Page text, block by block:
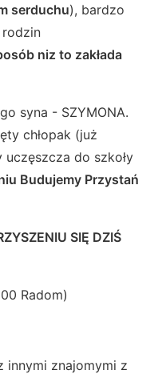
serduchu), bardzo
niz to zakłada
syna - SZYMONA.
chłopak (już
do szkoły
Budujemy Przystań
SIĘ DZIŚ
Radom)
innymi znajomymi z